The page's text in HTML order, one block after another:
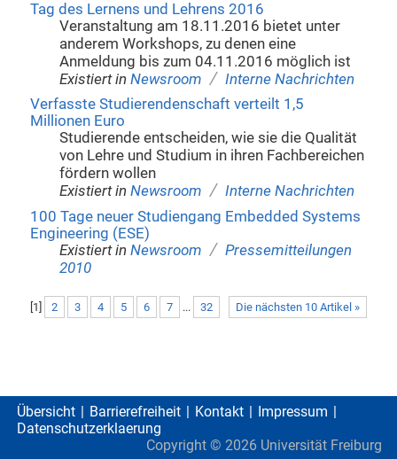
Tag des Lernens und Lehrens 2016
Veranstaltung am 18.11.2016 bietet unter
anderem Workshops, zu denen eine
Anmeldung bis zum 04.11.2016 möglich ist
Existiert in Newsroom / Interne Nachrichten
Verfasste Studierendenschaft verteilt 1,5
Millionen Euro
Studierende entscheiden, wie sie die Qualität
von Lehre und Studium in ihren Fachbereichen
fördern wollen
Existiert in Newsroom / Interne Nachrichten
100 Tage neuer Studiengang Embedded Systems
Engineering (ESE)
Existiert in Newsroom / Pressemitteilungen
2010
Die nächsten 10 Artikel »
1 2 3 4 5 6 7 ... 32
Übersicht Barrierefreiheit Kontakt
Impressum
Datenschutzerklaerung
Copyright © 2026 Universität Freiburg